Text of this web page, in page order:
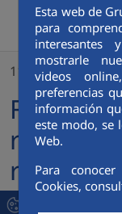
Esta web de
para
interesantes
mostrarle
videos
preferencias
información
este modo, se
Web.
Para
Cookies,
FCC Medio Ambiente
11/01/2023
FCC
renueva